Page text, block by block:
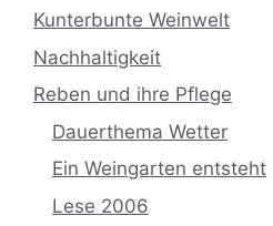
Kunterbunte Weinwelt
Nachhaltigkeit
Reben und ihre Pflege
Dauerthema Wetter
Ein Weingarten entsteht
Lese 2006